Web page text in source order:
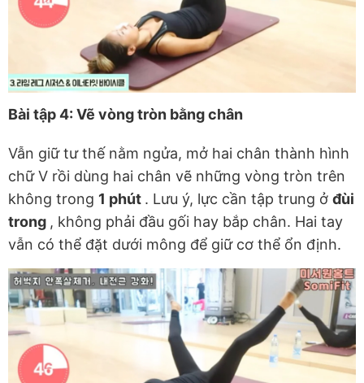
Bài tập 4: Vẽ vòng tròn bằng chân
Vẫn giữ tư thế nằm ngửa, mở hai chân thành hình
chữ V rồi dùng hai chân vẽ những vòng tròn trên
không trong 1 phút . Lưu ý, lực cần tập trung ở đùi
trong , không phải đầu gối hay bắp chân. Hai tay
vẫn có thể đặt dưới mông để giữ cơ thể ổn định.